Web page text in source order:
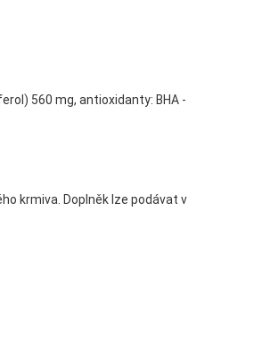
560 mg, antioxidanty: BHA -
krmiva. Doplněk lze podávat v